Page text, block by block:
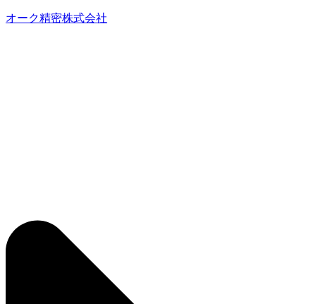
オーク精密株式会社